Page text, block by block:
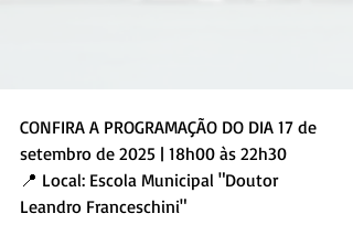
CONFIRA A PROGRAMAÇÃO DO DIA 17 de
setembro de 2025 | 18h00 às 22h30
📍 Local: Escola Municipal "Doutor
Leandro Franceschini"